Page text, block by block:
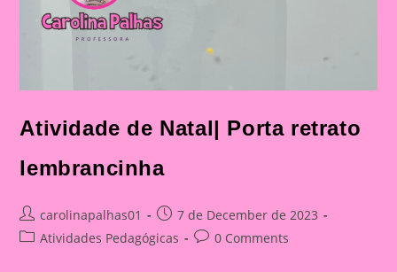
Atividade de Natal| Porta retrato
lembrancinha
Post
author:
carolinapalhas01
Post
published:
7 de December de 2023
PostAtividades Pedagógicas
Post0 Comments